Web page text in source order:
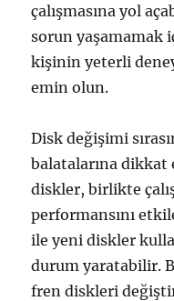
çalışmasına yol
sorun yaşamamak
kişinin yeterli
emin olun.
Disk değişimi
balatalarına dikkat
diskler, birlikte
performansını
ile yeni diskler
durum yaratabilir.
fren diskleri